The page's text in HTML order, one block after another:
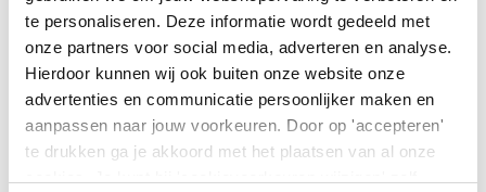
te personaliseren. Deze informatie wordt gedeeld met
onze partners voor social media, adverteren en analyse.
Hierdoor kunnen wij ook buiten onze website onze
advertenties en communicatie persoonlijker maken en
aanpassen naar jouw voorkeuren. Door op 'accepteren'
te drukken ga je akkoord met het plaatsen van al onze
incl. BTW incl. BTW
Plaats in winkelwagen
Doordeweeks voor 13.00 uur besteld, de volgende werkdag